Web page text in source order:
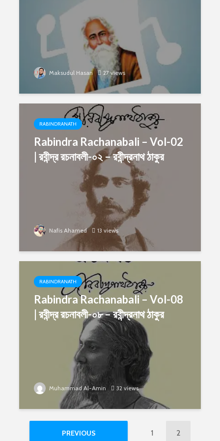
Maksudul Hasan 27 views
RABINDRANATH
Rabindra Rachanabali – Vol-02
| রবীন্দ্র রচনাবলী-০২ – রবীন্দ্রনাথ ঠাকুর
Nafis Ahamed 13 views
RABINDRANATH
Rabindra Rachanabali – Vol-08
| রবীন্দ্র রচনাবলী-০৮ – রবীন্দ্রনাথ ঠাকুর
Muhammad Al-Amin 32 views
PREVIOUS 1 2